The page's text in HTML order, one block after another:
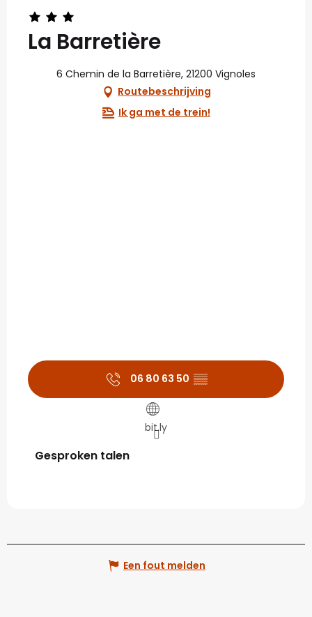
La Barretière
6 Chemin de la Barretière, 21200 Vignoles
Routebeschrijving
Ik ga met de trein!
06 80 63 50 ▒▒
bit.ly
Gesproken talen
Gesproken talen
Een fout melden